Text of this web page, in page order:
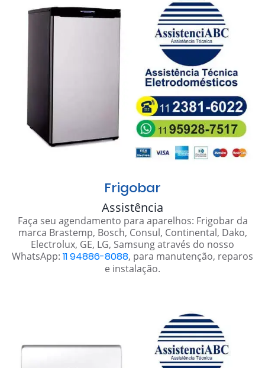
Frigobar
Assistência
Faça seu agendamento para aparelhos: Frigobar da
marca Brastemp, Bosch, Consul, Continental, Dako,
Electrolux, GE, LG, Samsung através do nosso
WhatsApp: 11 94886-8088, para manutenção, reparos
e instalação.